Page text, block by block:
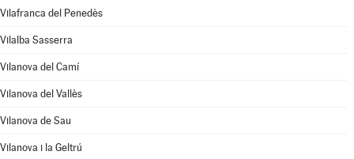
Vilafranca del Penedès
Vilalba Sasserra
Vilanova del Camí
Vilanova del Vallès
Vilanova de Sau
Vilanova i la Geltrú